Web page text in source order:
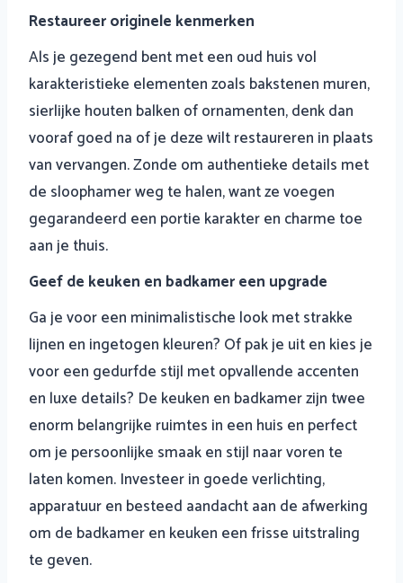
Restaureer originele kenmerken
Als je gezegend bent met een oud huis vol
karakteristieke elementen zoals bakstenen muren,
sierlijke houten balken of ornamenten, denk dan
vooraf goed na of je deze wilt restaureren in plaats
van vervangen. Zonde om authentieke details met
de sloophamer weg te halen, want ze voegen
gegarandeerd een portie karakter en charme toe
aan je thuis.
Geef de keuken en badkamer een upgrade
Ga je voor een minimalistische look met strakke
lijnen en ingetogen kleuren? Of pak je uit en kies je
voor een gedurfde stijl met opvallende accenten
en luxe details? De keuken en badkamer zijn twee
enorm belangrijke ruimtes in een huis en perfect
om je persoonlijke smaak en stijl naar voren te
laten komen. Investeer in goede verlichting,
apparatuur en besteed aandacht aan de afwerking
om de badkamer en keuken een frisse uitstraling
te geven.